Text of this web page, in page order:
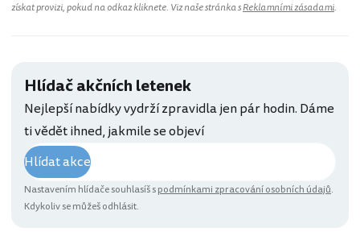
získat provizi, pokud na odkaz kliknete. Viz naše stránka sReklamními zásadami.
Hlídač akčních letenek
Nejlepší nabídky vydrží zpravidla jen pár hodin. Dáme
ti vědět ihned, jakmile se objeví
Hlídat akce
Nastavením hlídače souhlasíš spodmínkami zpracování osobních údajů.
Kdykoliv se můžeš odhlásit.